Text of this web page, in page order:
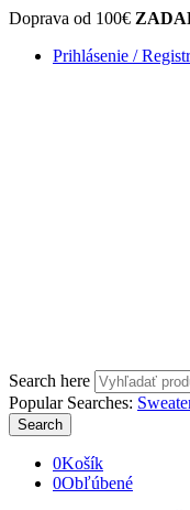
Doprava od 100€
Prihlásenie /
Search here
Popular Searches:
Search
0Košík
0Obľúbené